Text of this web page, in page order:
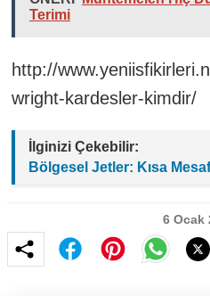
Terimi
http://
wright-kardesler-kimdir/
İlginizi Çekebilir:
Bölgesel Jetler: Kısa
6 Ocak